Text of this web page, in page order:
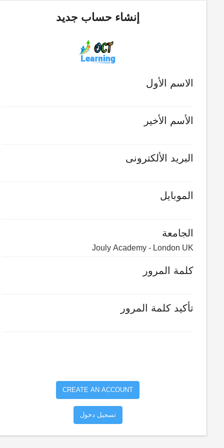
إنشاء حساب جديد
الاسم الأول
الأسم الأخير
البريد الألكترونى
الموبايل
الجامعة
كلمة المرور
تأكيد كلمة المرور
تسجيل دخول